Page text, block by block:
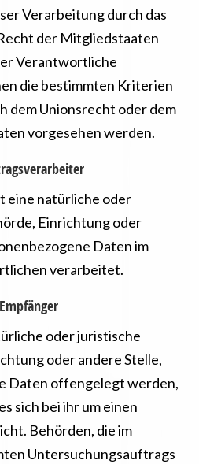
Verarbeitung durch das
der Mitgliedstaaten
Verantwortliche
die bestimmten Kriterien
dem Unionsrecht oder dem
vorgesehen werden.
eine natürliche oder
Einrichtung oder
Daten im
verarbeitet.
oder juristische
oder andere Stelle,
Daten offengelegt werden,
sich bei ihr um einen
Behörden, die im
Untersuchungsauftrags